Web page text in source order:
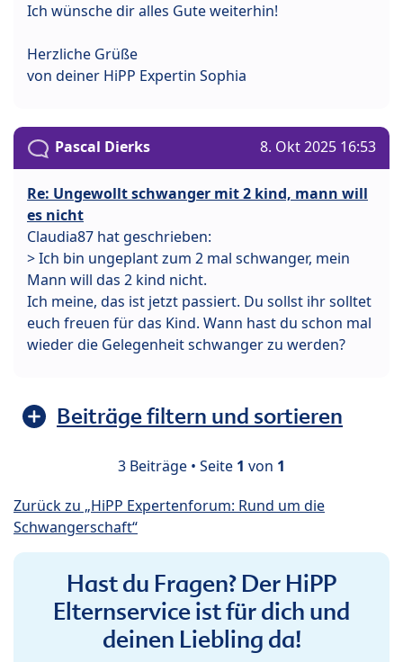
Ich wünsche dir alles Gute weiterhin!
Herzliche Grüße
von deiner HiPP Expertin Sophia
Pascal Dierks 8. Okt 2025 16:53
Re: Ungewollt schwanger mit 2 kind, mann will
es nicht
Claudia87 hat geschrieben:
> Ich bin ungeplant zum 2 mal schwanger, mein
Mann will das 2 kind nicht.
Ich meine, das ist jetzt passiert. Du sollst ihr solltet
euch freuen für das Kind. Wann hast du schon mal
wieder die Gelegenheit schwanger zu werden?
Beiträge filtern und sortieren
3 Beiträge • Seite 1 von 1
Zurück zu „HiPP Expertenforum: Rund um die
Schwangerschaft“
Hast du Fragen? Der HiPP
Elternservice ist für dich und
deinen Liebling da!